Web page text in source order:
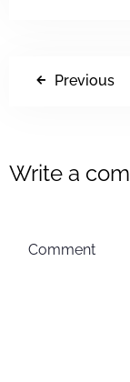
Previous
Write a